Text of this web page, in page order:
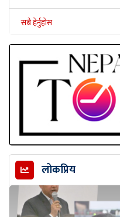
सबै हेर्नुहोस
लोकप्रिय